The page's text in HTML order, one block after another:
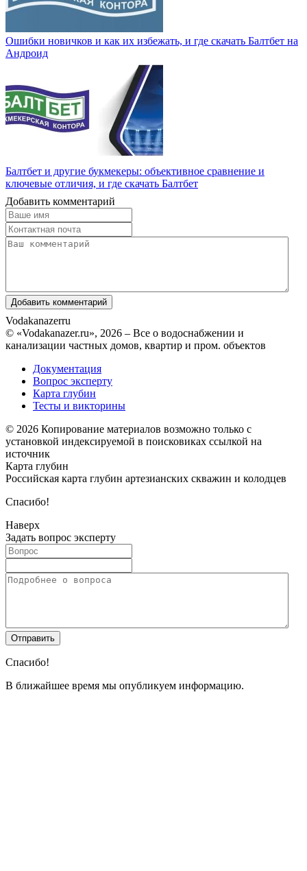
Ошибки новичков и как их избежать, и где скачать Балтбет на
Андроид
Балтбет и другие букмекеры: объективное сравнение и
ключевые отличия, и где скачать Балтбет
Добавить комментарий
Vodakanazerru
© «Vodakanazer.ru», 2026 – Все о водоснабжении и
канализации частных домов, квартир и пром. объектов
Документация
Вопрос эксперту
Карта глубин
Тесты и викторины
© 2026 Копирование материалов возможно только с
установкой индексируемой в поисковиках ссылкой на
источник
Карта глубин
Российская карта глубин артезианских скважин и колодцев
Спасибо!
Наверх
Задать вопрос эксперту
Спасибо!
В ближайшее время мы опубликуем информацию.